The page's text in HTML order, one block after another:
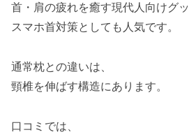
首・肩の疲れを癒す現代人向けグッ
スマホ首対策としても人気です。
通常枕との違いは、
頸椎を伸ばす構造にあります。
口コミでは、